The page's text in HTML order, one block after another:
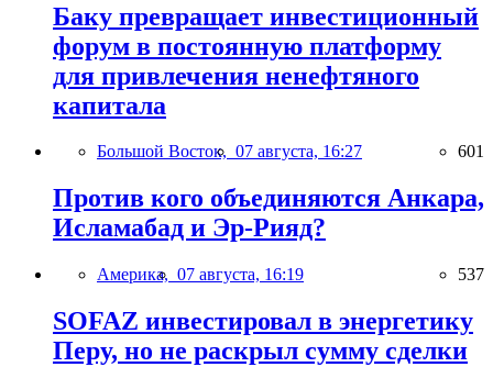
Баку превращает инвестиционный
форум в постоянную платформу
для привлечения ненефтяного
капитала
Большой Восток, 07 августа, 16:27 601
Против кого объединяются Анкара,
Исламабад и Эр-Рияд?
Америка, 07 августа, 16:19 537
SOFAZ инвестировал в энергетику
Перу, но не раскрыл сумму сделки